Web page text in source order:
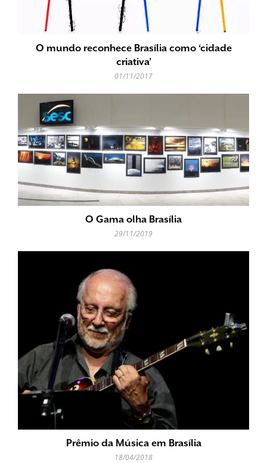
O mundo reconhece Brasília como ‘cidade
criativa’
01/11/2017
O Gama olha Brasília
29/11/2019
Prêmio da Música em Brasília
18/04/2018